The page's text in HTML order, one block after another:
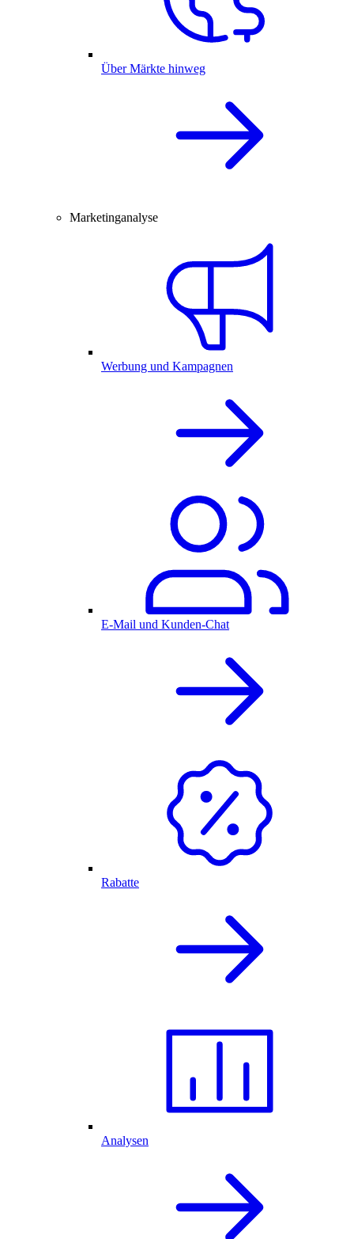
Über Märkte hinweg
Marketinganalyse
Werbung und Kampagnen
E-Mail und Kunden-Chat
Rabatte
Analysen